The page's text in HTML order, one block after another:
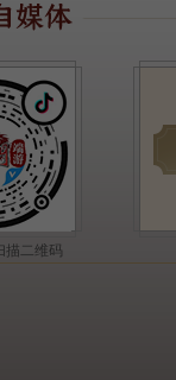
描二维码